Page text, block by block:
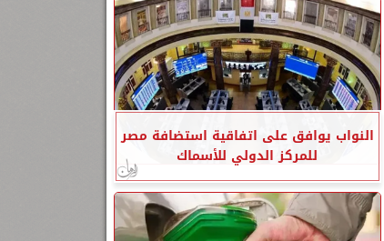
النواب يوافق على اتفاقية استضافة مصر
للمركز الدولي للأسماك